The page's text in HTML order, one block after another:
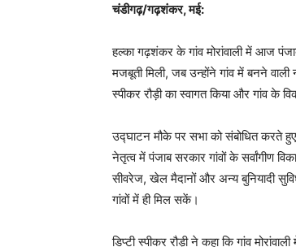
चंडीगढ़/गढ़शंकर, मई:
हल्का गढ़शंकर के गांव मोरांवाली में आज
मजबूती मिली, जब उन्होंने गांव में बनने
स्पीकर रौड़ी का स्वागत किया और गांव के
उद्घाटन मौके पर सभा को संबोधित करते
नेतृत्व में पंजाब सरकार गांवों के सर्वांगीण
सीवरेज, खेल मैदानों और अन्य बुनियादी
गांवों में ही मिल सकें।
डिप्टी स्पीकर रौड़ी ने कहा कि गांव